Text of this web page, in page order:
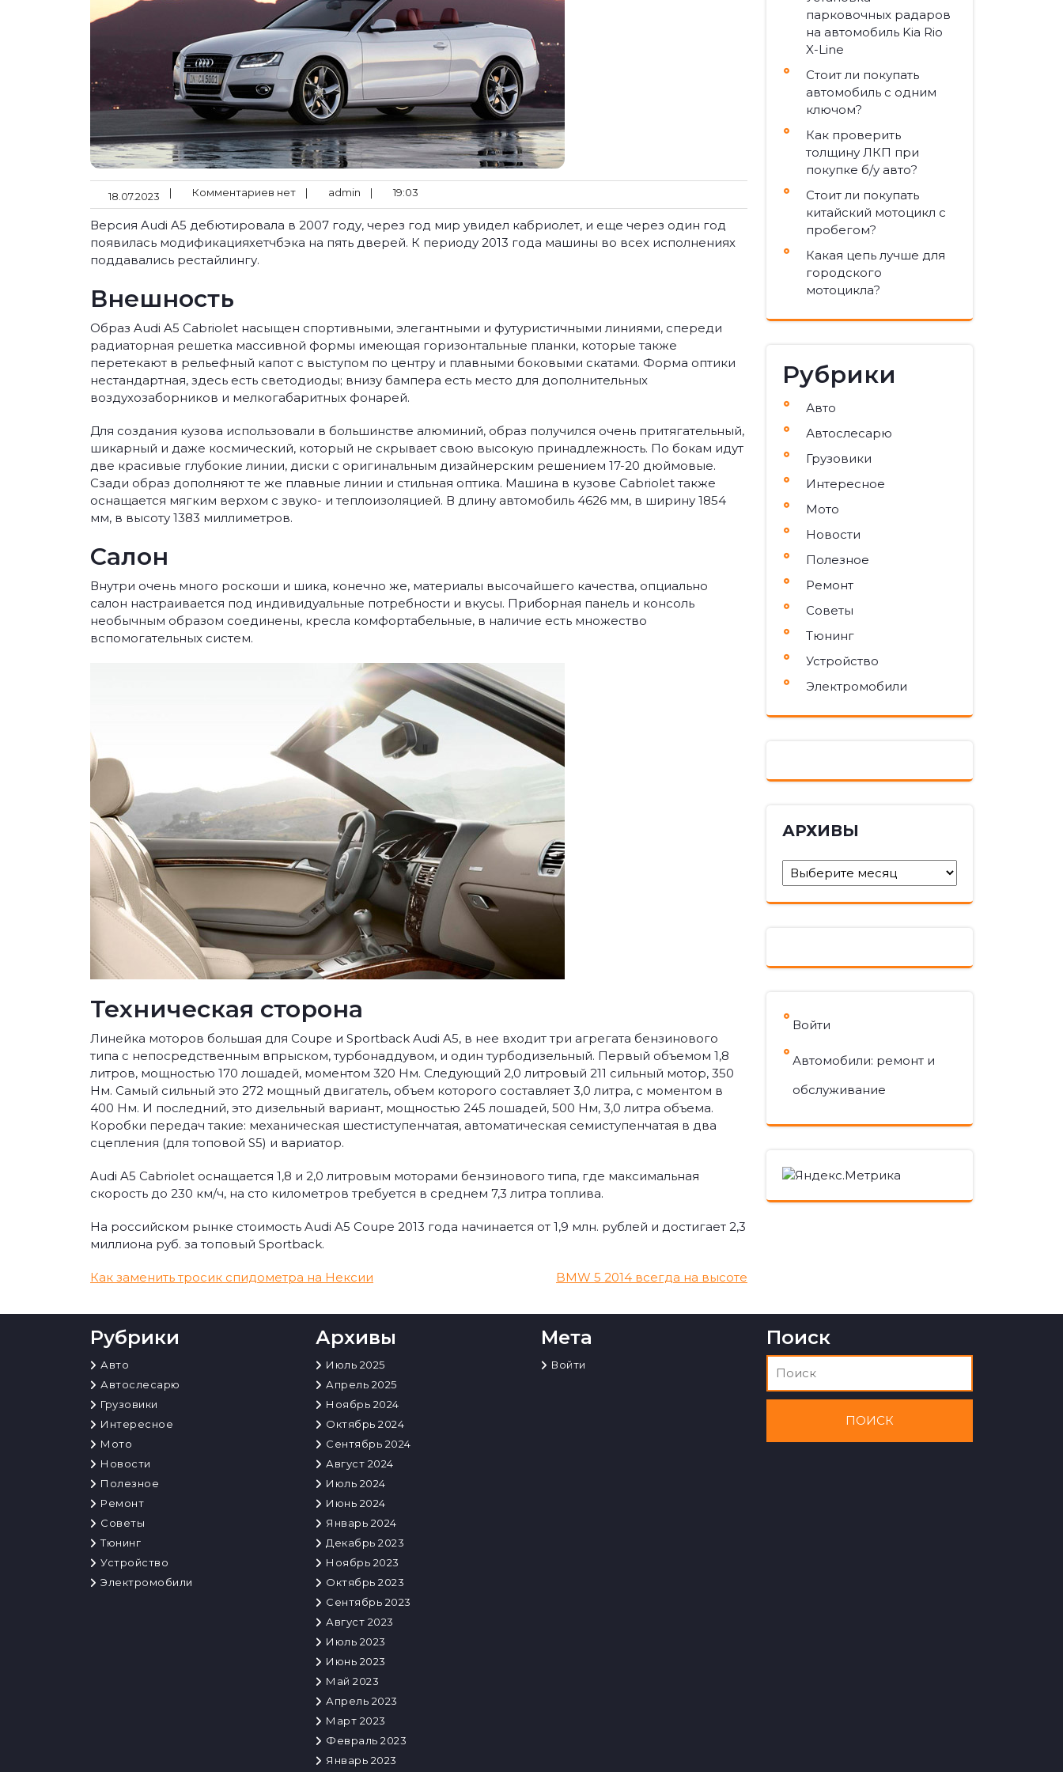
18.07.2023 | Комментариев нет | admin | 19:03
Версия Audi A5 дебютировала в 2007 году, через год мир увидел кабриолет, и еще через один год
появилась модификацияхетчбэка на пять дверей. К периоду 2013 года машины во всех исполнениях
поддавались рестайлингу.
Внешность
Образ Audi A5 Cabriolet насыщен спортивными, элегантными и футуристичными линиями, спереди
радиаторная решетка массивной формы имеющая горизонтальные планки, которые также
перетекают в рельефный капот с выступом по центру и плавными боковыми скатами. Форма оптики
нестандартная, здесь есть светодиоды; внизу бампера есть место для дополнительных
воздухозаборников и мелкогабаритных фонарей.
Для создания кузова использовали в большинстве алюминий, образ получился очень притягательный,
шикарный и даже космический, который не скрывает свою высокую принадлежность. По бокам идут
две красивые глубокие линии, диски с оригинальным дизайнерским решением 17-20 дюймовые.
Сзади образ дополняют те же плавные линии и стильная оптика. Машина в кузове Cabriolet также
оснащается мягким верхом с звуко- и теплоизоляцией. В длину автомобиль 4626 мм, в ширину 1854
мм, в высоту 1383 миллиметров.
Салон
Внутри очень много роскоши и шика, конечно же, материалы высочайшего качества, опциально
салон настраивается под индивидуальные потребности и вкусы. Приборная панель и консоль
необычным образом соединены, кресла комфортабельные, в наличие есть множество
вспомогательных систем.
Техническая сторона
Линейка моторов большая для Coupe и Sportback Audi A5, в нее входит три агрегата бензинового
типа с непосредственным впрыском, турбонаддувом, и один турбодизельный. Первый объемом 1,8
литров, мощностью 170 лошадей, моментом 320 Нм. Следующий 2,0 литровый 211 сильный мотор, 350
Нм. Самый сильный это 272 мощный двигатель, объем которого составляет 3,0 литра, с моментом в
400 Нм. И последний, это дизельный вариант, мощностью 245 лошадей, 500 Нм, 3,0 литра объема.
Коробки передач такие: механическая шестиступенчатая, автоматическая семиступенчатая в два
сцепления (для топовой S5) и вариатор.
Audi A5 Cabriolet оснащается 1,8 и 2,0 литровым моторами бензинового типа, где максимальная
скорость до 230 км/ч, на сто километров требуется в среднем 7,3 литра топлива.
На российском рынке стоимость Audi A5 Coupe 2013 года начинается от 1,9 млн. рублей и достигает 2,3
миллиона руб. за топовый Sportback.
Навигация
по
записям
Как заменить тросик спидометра на Нексии BMW 5 2014 всегда на высоте
парковочных радаров
на автомобиль Kia Rio
X-Line
Стоит ли покупать
автомобиль с одним
ключом?
Как проверить
толщину ЛКП при
покупке б/у авто?
Стоит ли покупать
китайский мотоцикл с
пробегом?
Какая цепь лучше для
городского
мотоцикла?
Рубрики
Авто
Автослесарю
Грузовики
Интересное
Мото
Новости
Полезное
Ремонт
Советы
Тюнинг
Устройство
Электромобили
АРХИВЫ
Архивы
Войти
Автомобили: ремонт и
обслуживание
Рубрики
Авто
Автослесарю
Грузовики
Интересное
Мото
Новости
Полезное
Ремонт
Советы
Тюнинг
Устройство
Электромобили
Архивы
Июль 2025
Апрель 2025
Ноябрь 2024
Октябрь 2024
Сентябрь 2024
Август 2024
Июль 2024
Июнь 2024
Январь 2024
Декабрь 2023
Ноябрь 2023
Октябрь 2023
Сентябрь 2023
Август 2023
Июль 2023
Июнь 2023
Май 2023
Апрель 2023
Март 2023
Февраль 2023
Январь 2023
Мета
Войти
Поиск